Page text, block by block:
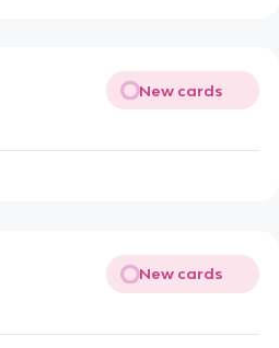
New cards
New cards